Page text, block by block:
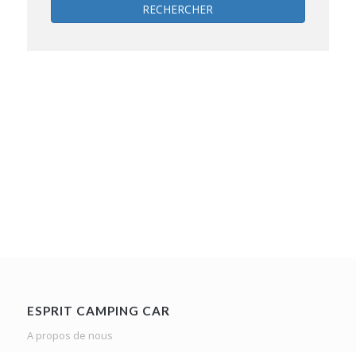
RECHERCHER
ESPRIT CAMPING CAR
A propos de nous